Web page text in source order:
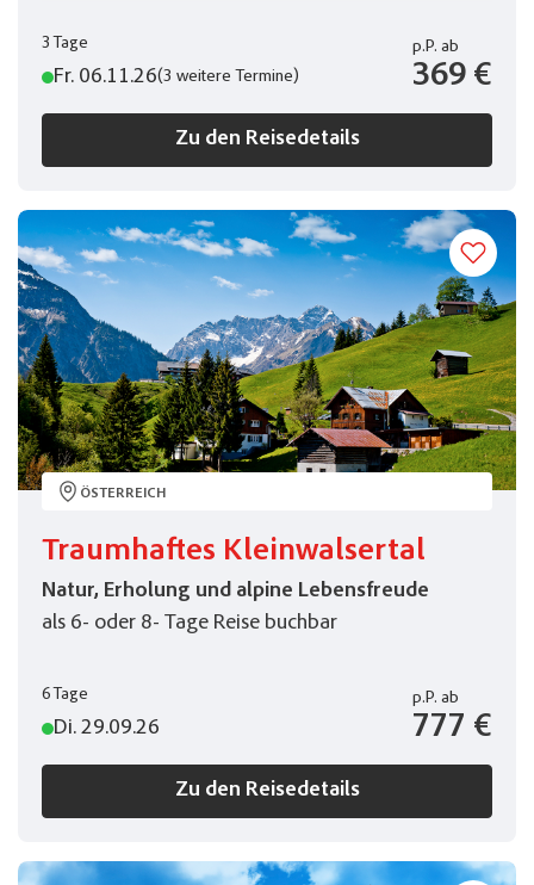
Verpflegung lt. Ausschreibung
Vollpension(0)
Reiseart
Adventsreisen (0)
Flussreisen (0)
Kurz- und Rundreisen
Kurzreisen (1)
Radreisen (1)
Rundreisen (0)
Saisonabschlussreise
Städtereisen
Tagesfahrten (0)
3 Tage
Fr. 06.11.26(3 weitere Termine)
p.P. ab
369 €
Zu den Reisedetails
ÖSTERREICH
Traumhaftes Kleinwalsertal
Natur, Erholung und alpine Lebensfreude
als 6- oder 8- Tage Reise buchbar
6 Tage
Di. 29.09.26
p.P. ab
777 €
Zu den Reisedetails